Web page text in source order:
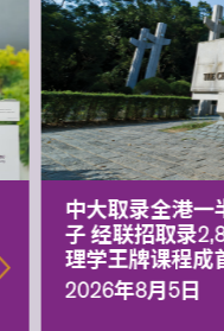
中大取录全港一
子 经联招取录
理学王牌课程成
2026年8月5日